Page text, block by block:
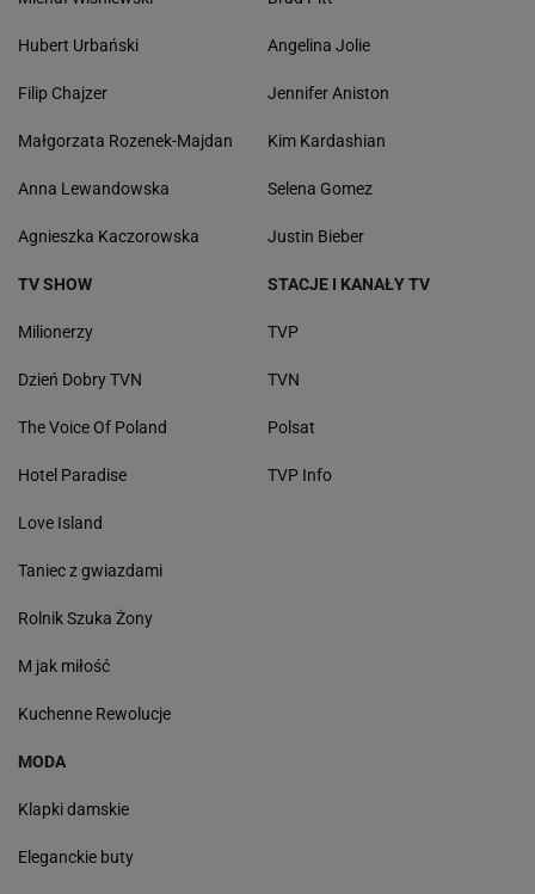
Hubert Urbański
Filip Chajzer
Małgorzata Rozenek-Majdan
Anna Lewandowska
Agnieszka Kaczorowska
Angelina Jolie
Jennifer Aniston
Kim Kardashian
Selena Gomez
Justin Bieber
TV SHOW
Milionerzy
Dzień Dobry TVN
The Voice Of Poland
Hotel Paradise
Love Island
Taniec z gwiazdami
Rolnik Szuka Żony
M jak miłość
Kuchenne Rewolucje
STACJE I KANAŁY TV
TVP
TVN
Polsat
TVP Info
MODA
Klapki damskie
Eleganckie buty